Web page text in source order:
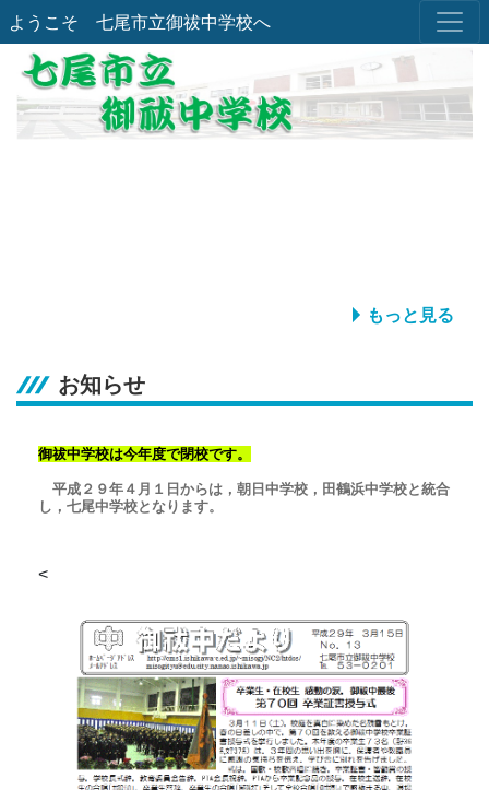
ようこそ 七尾市立御祓中学校へ
もっと見る
お知らせ
御祓中学校は今年度で閉校です。
平成２９年４月１日からは，朝日中学校，田鶴浜中学校と統合
し，七尾中学校となります。
<